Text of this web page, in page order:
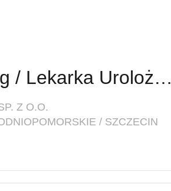
Lekarz Urolog / Lekarka Urolożka
Z O.O.
/ SZCZECIN